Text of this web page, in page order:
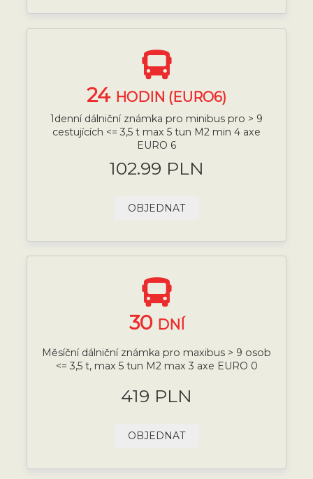
24 HODIN (EURO6)
1denní dálniční známka pro minibus pro > 9
cestujících <= 3,5 t max 5 tun M2 min 4 axe
EURO 6
102.99 PLN
OBJEDNAT
30 DNÍ
Měsíční dálniční známka pro maxibus > 9 osob
<= 3,5 t, max 5 tun M2 max 3 axe EURO 0
419 PLN
OBJEDNAT